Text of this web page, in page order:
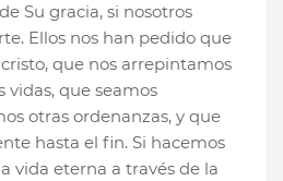
Su gracia, si nosotros
Ellos nos han pedido que
que nos arrepintamos
vidas, que seamos
otras ordenanzas, y que
hasta el fin. Si hacemos
vida eterna a través de la